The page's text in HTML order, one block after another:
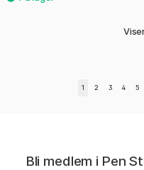
1 2 3 4 5
Bli medlem i Pen